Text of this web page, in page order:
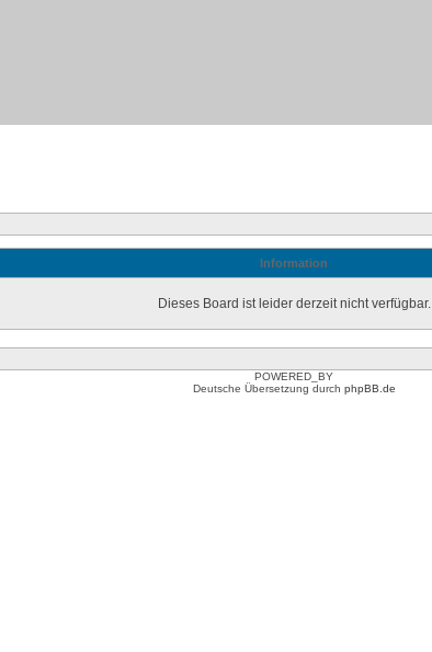
Information
Dieses Board ist leider derzeit nicht verfügbar.
POWERED_BY
Deutsche Übersetzung durch phpBB.de